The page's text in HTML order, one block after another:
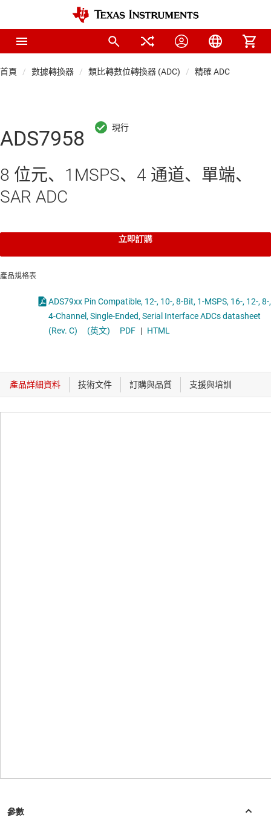
首頁 數據轉換器 類比轉數位轉換器 (ADC) 精確 ADC
ADS7958
8 位元、1MSPS、4 通道、單端、
SAR ADC
立即訂購
產品規格表
ADS79xx Pin Compatible, 12-, 10-, 8-Bit, 1-MSPS, 16-, 12-, 8-,
4-Channel, Single-Ended, Serial Interface ADCs datasheet
(Rev. C)
(英文) PDF | HTML